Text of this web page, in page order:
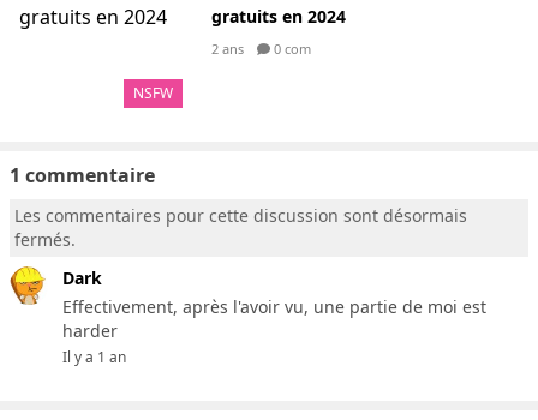
NSFW
gratuits en 2024
2 ans 0 com
1 commentaire
Les commentaires pour cette discussion sont désormais
fermés.
Dark
Effectivement, après l'avoir vu, une partie de moi est
harder
Il y a 1 an